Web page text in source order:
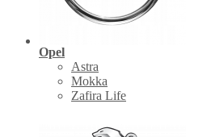
Opel
Astra
Mokka
Zafira Life